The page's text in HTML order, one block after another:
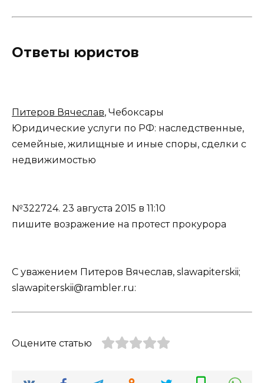
Ответы юристов
Питеров Вячеслав, Чебоксары
Юридические услуги по РФ: наследственные,
семейные, жилищные и иные споры, сделки с
недвижимостью
№322724. 23 августа 2015 в 11:10
пишите возражение на протест прокурора
С уважением Питеров Вячеслав, slawapiterskii;
slawapiterskii@rambler.ru:
Оцените статью